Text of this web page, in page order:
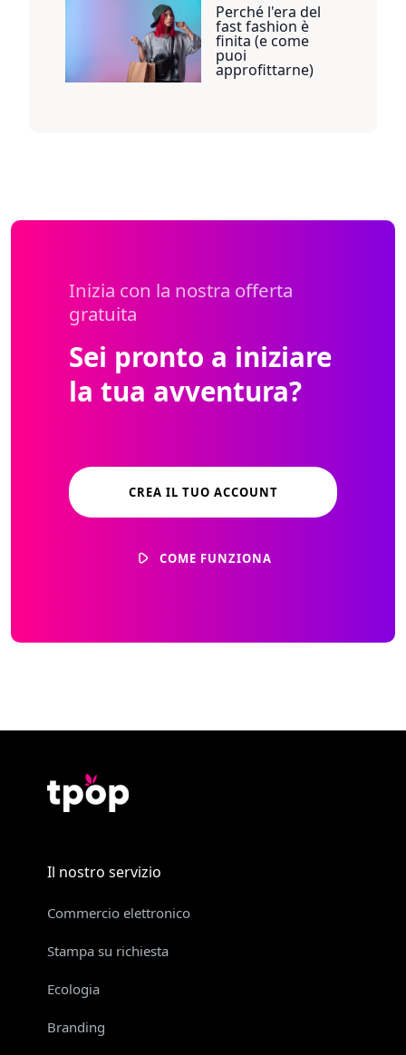
Perché l'era del
fast fashion è
finita (e come
puoi
approfittarne)
Inizia con la nostra offerta
gratuita
Sei pronto a iniziare
la tua avventura?
CREA IL TUO ACCOUNT
COME FUNZIONA
Il nostro servizio
Commercio elettronico
Stampa su richiesta
Ecologia
Branding